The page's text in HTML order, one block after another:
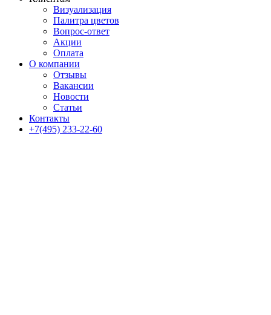
Визуализация
Палитра цветов
Вопрос-ответ
Акции
Оплата
О компании
Отзывы
Вакансии
Новости
Статьи
Контакты
+7(495) 233-22-60